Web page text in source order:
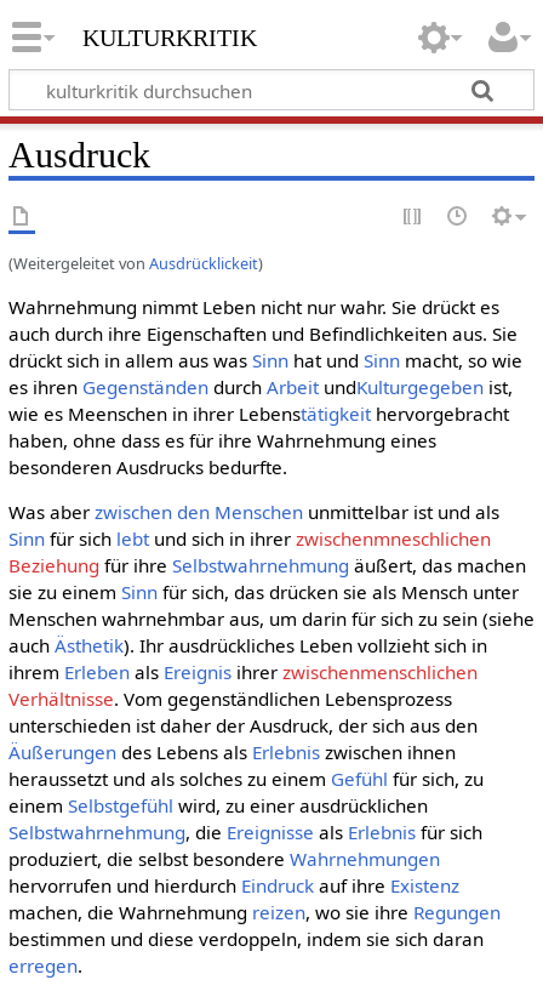
kulturkritik
Ausdruck
(Weitergeleitet von Ausdrücklickeit)
Wahrnehmung nimmt Leben nicht nur wahr. Sie drückt es
auch durch ihre Eigenschaften und Befindlichkeiten aus. Sie
drückt sich in allem aus was Sinnhat und Sinnmacht, so wie
es ihren Gegenständendurch ArbeitundKulturgegebenist,
wie es Meenschen in ihrer Lebenstätigkeithervorgebracht
haben, ohne dass es für ihre Wahrnehmung eines
besonderen Ausdrucks bedurfte.
Was aber zwischen den Menschenunmittelbar ist und als
Sinnfür sich lebtund sich in ihrer zwischenmneschlichen
Beziehung für ihre Selbstwahrnehmung äußert, das machen
sie zu einem Sinnfür sich, das drücken sie als Mensch unter
Menschen wahrnehmbar aus, um darin für sich zu sein (siehe
auch Ästhetik). Ihr ausdrückliches Leben vollzieht sich in
ihrem Erlebenals Ereignisihrer zwischenmenschlichen
Verhältnisse. Vom gegenständlichen Lebensprozess
unterschieden ist daher der Ausdruck, der sich aus den
Äußerungendes Lebens als Erlebniszwischen ihnen
heraussetzt und als solches zu einem Gefühl für sich, zu
einem Selbstgefühl wird, zu einer ausdrücklichen
Selbstwahrnehmung, die Ereignisse als Erlebnisfür sich
produziert, die selbst besondere Wahrnehmungen
hervorrufen und hierdurch Eindruckauf ihre Existenz
machen, die Wahrnehmung reizen, wo sie ihre Regungen
bestimmen und diese verdoppeln, indem sie sich daran
erregen.